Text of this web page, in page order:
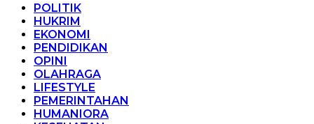
POLITIK
HUKRIM
EKONOMI
PENDIDIKAN
OPINI
OLAHRAGA
LIFESTYLE
PEMERINTAHAN
HUMANIORA